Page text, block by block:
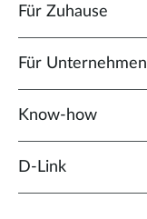
Für Zuhause
Für Unternehmen
Know-how
D‑Link